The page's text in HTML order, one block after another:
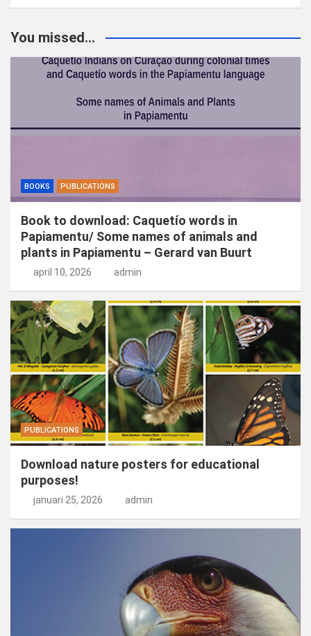
You missed...
BOOKS PUBLICATIONS
Book to download: Caquetío words in
Papiamentu/ Some names of animals and
plants in Papiamentu – Gerard van Buurt
april 10, 2026 admin
PUBLICATIONS
Download nature posters for educational
purposes!
januari 25, 2026 admin